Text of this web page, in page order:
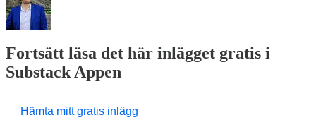
Fortsätt läsa det här inlägget gratis i
Substack Appen
Hämta mitt gratis inlägg